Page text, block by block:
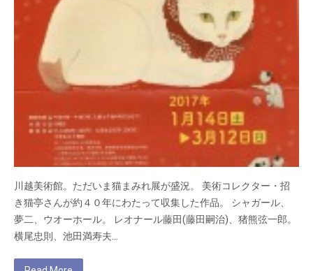
川越美術館。ただいま猫まみれ展が盛況。 美術コレクター・招
き猫亭さんが約４０年にわたって収集した作品。 シャガール、
夢二、ウオーホール。 レオナール藤田(藤田嗣治)、猪熊弦一郎。
横尾忠則、池田満寿夫…